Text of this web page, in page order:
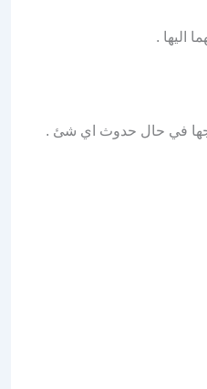
اليها .
في حال حدوث اي شئ .